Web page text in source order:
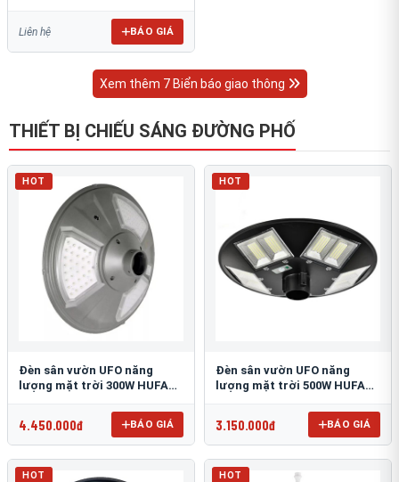
Liên hệ BÁO GIÁ
Xem thêm 7 Biển báo giao thông
THIẾT BỊ CHIẾU SÁNG ĐƯỜNG PHỐ
HOT
Đèn sân vườn UFO năng
lượng mặt trời 300W HUFA
4.450.000đ BÁO GIÁ
HOT
Đèn sân vườn UFO năng
lượng mặt trời 500W HUFA
3.150.000đ BÁO GIÁ
HOT HOT